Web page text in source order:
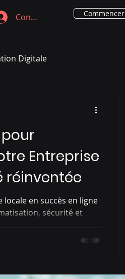
Connexion Commencer
Digitale
pour
Entreprise
réinventée
en succès en ligne
sécurité et